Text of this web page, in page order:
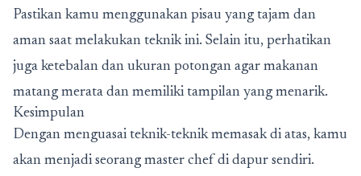
Pastikan kamu menggunakan pisau yang tajam dan
aman saat melakukan teknik ini. Selain itu, perhatikan
juga ketebalan dan ukuran potongan agar makanan
matang merata dan memiliki tampilan yang menarik.
Kesimpulan
Dengan menguasai teknik-teknik memasak di atas, kamu
akan menjadi seorang master chef di dapur sendiri.